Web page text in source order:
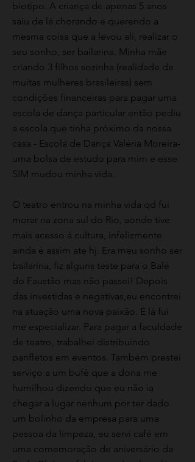
biotipo. A criança de apenas 5 anos
saiu de lá chorando e querendo a
mesma coisa que a levou ali, realizar o
seu sonho, ser bailarina. Minha mãe
criando 3 filhos sozinha (realidade de
muitas mulheres brasileiras) sem
condições financeiras para pagar uma
escola de dança particular então pediu
a escola que tinha próximo da nossa
casa - Escola de Dança Valéria Moreira-
uma bolsa de estudo para mim e esse
SIM mudou minha vida.
O teatro entrou na minha vida qd fui
morar na zona sul do Rio, aonde tive
mais acesso à cultura, infelizmente
ainda é assim ate hj. Era meu sonho ser
bailarina, fiz alguns teste para o Balé
do Faustão mas não passei! Depois
das investidas e negativas,eu encontrei
na atuação uma nova paixão. E lá fui
me especializar. Para pagar a faculdade
de teatro, trabalhei distribuindo
panfletos em eventos. Também prestei
serviço a um bufê que a dona me
humilhou dizendo que eu não ia
chegar a lugar nenhum por ter dado
um bolinho da empresa para uma
pessoa da limpeza, eu servi café em
uma comemoração de aniversário da